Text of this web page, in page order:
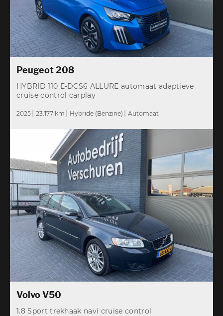
Peugeot 208
HYBRID 110 E-DCS6 ALLURE automaat adaptieve
cruise control carplay
2025 23.177 km Hybride (Benzine) Automaat
Volvo V50
1.8 Sport trekhaak navi cruise control